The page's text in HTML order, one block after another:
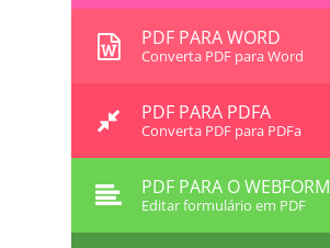
PDF PARA WORD
Converta PDF para Word
PDF PARA PDFA
Converta PDF para PDFa
PDF PARA O WEBFORM
Editar formulário em PDF